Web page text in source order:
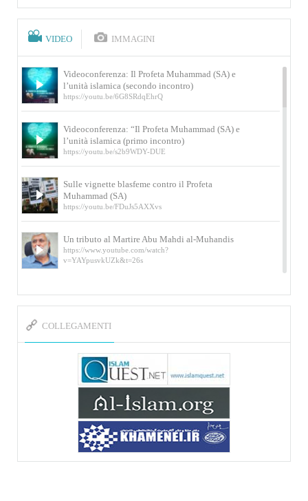
VIDEO IMMAGINI
Videoconferenza: Il Profeta Muhammad (SA) e
l’unità islamica (secondo incontro)
https://youtu.be/6G8SRdqEhrQ
Videoconferenza: “Il Profeta Muhammad (SA) e
l’unità islamica (primo incontro)
https://youtu.be/s2b9WDY-DUE
Sulle vignette blasfeme contro il Profeta
Muhammad (SA)
https://youtu.be/FDuJs5AXXvs
Un tributo al Martire Abu Mahdi al-Muhandis
https://www.youtube.com/watch?
v=YAYpusvkUZk&t=26s
L’Abluzione rituale (wudu) secondo l’Imam Alì
e l’Imam Khomeini
della figlia di un martire
https://www.youtube.com/watch?
v=-5nPSxbf9l0&t=103s
Sheykh Abbas Di Palma sui martiri Qassem
Soleimani e Abu Mahdi Al-Muhandis
https://youtu.be/Y6SIP2PIht4 Video del discorso tenuto
dallo Sheykh Abbas Di Palma in ...
COLLEGAMENTI